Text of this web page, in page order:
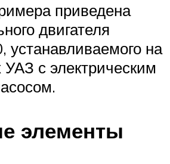
приведена
двигателя
устанавливаемого на
с электрическим
элементы